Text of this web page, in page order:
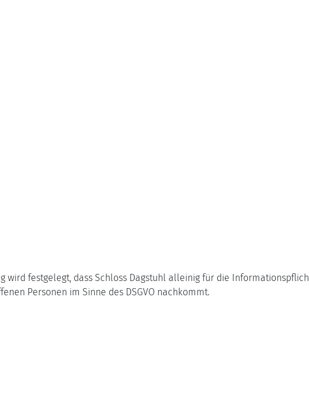
festgelegt, dass Schloss Dagstuhl alleinig für die
Personen im Sinne des DSGVO nachkommt.